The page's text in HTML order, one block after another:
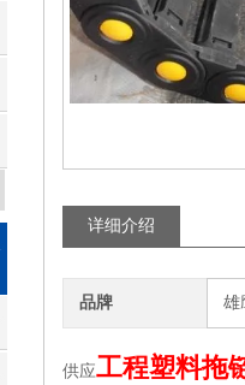
详细介绍
品牌 雄
供应工程塑料拖